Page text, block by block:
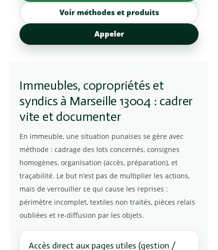
Voir méthodes et produits
Appeler
Immeubles, copropriétés et
syndics à Marseille 13004 : cadrer
vite et documenter
En immeuble, une situation punaises se gère avec
méthode : cadrage des lots concernés, consignes
homogènes, organisation (accès, préparation), et
traçabilité. Le but n’est pas de multiplier les actions,
mais de verrouiller ce qui cause les reprises :
périmètre incomplet, textiles non traités, pièces relais
oubliées et re-diffusion par les objets.
Accès direct aux pages utiles (gestion /